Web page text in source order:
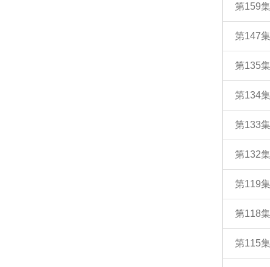
第159
第147
第135
第134
第133
第132
第119
第118
第115